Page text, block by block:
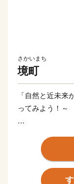
さかいまち
境町
「自然と近未
ってみよう！～
と埼玉県の県境
に位置し、江戸
【河岸のまち】